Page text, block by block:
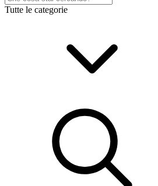
Tutte le categorie